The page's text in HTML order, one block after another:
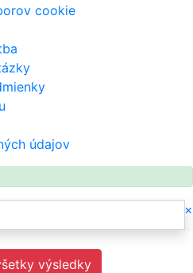
cookie
údajov
×
výsledky